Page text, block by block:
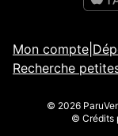
Mon compte
Recherche
© 2026
© Crédits